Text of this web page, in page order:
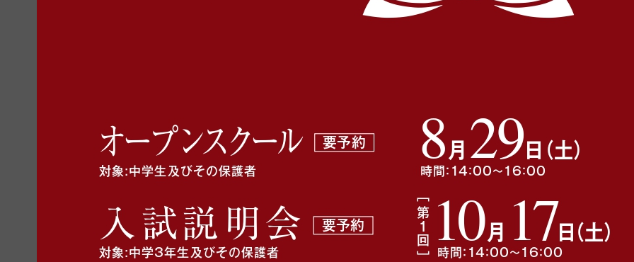
※平成２８年８月２１日（日）10：00～17：00 ビバシティ彦根
※平成２８年８月２７日（土）・２８日（日）10：00～17：00 イオンモール草津
お待ちしております。